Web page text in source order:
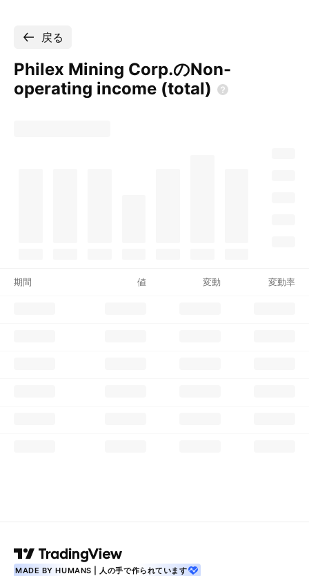
戻る
Philex Mining Corp.のNon-
operating income (total)
期間 値 変動 変動率
MADE BY HUMANS | 人の手で作られています